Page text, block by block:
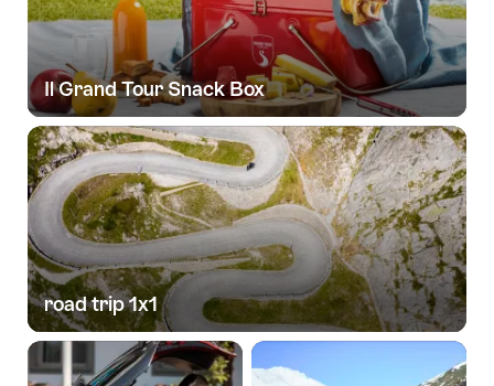
Il Grand Tour Snack Box
road trip 1x1